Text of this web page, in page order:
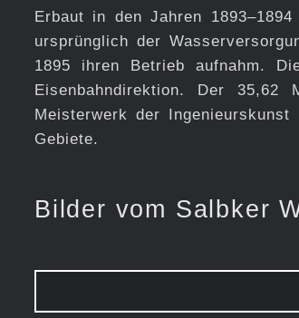
Erbaut in den Jahren
ursprünglich der
1895 ihren Betrieb aufnahm.
Eisenbahndirektion. Der
Meisterwerk der
Gebiete.
Bilder vom Salbker